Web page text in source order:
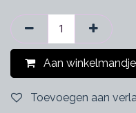
Aan
Toevoegen aan